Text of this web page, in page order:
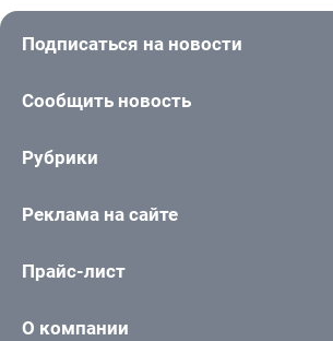
Подписаться на новости
Сообщить новость
Рубрики
Реклама на сайте
Прайс-лист
О компании